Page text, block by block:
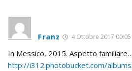
Franz 4 Ottobre 2017 00:05
In Messico, 2015. Aspetto
http://i312.photobucket.com/